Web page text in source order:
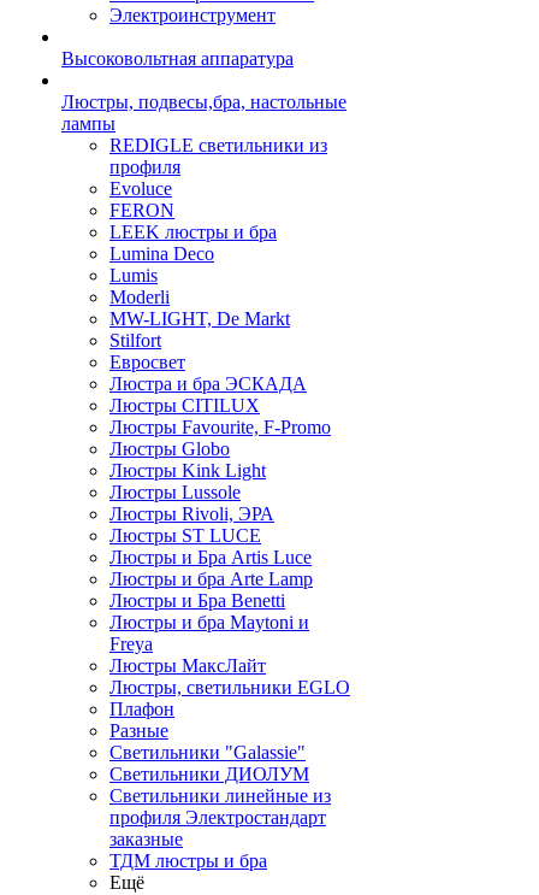
Электроинструмент
Высоковольтная аппаратура
Люстры, подвесы,бра, настольные
лампы
REDIGLE светильники из
профиля
Evoluce
FERON
LEEK люстры и бра
Lumina Deco
Lumis
Moderli
MW-LIGHT, De Markt
Stilfort
Евросвет
Люстра и бра ЭСКАДА
Люстры CITILUX
Люстры Favourite, F-Promo
Люстры Globo
Люстры Kink Light
Люстры Lussole
Люстры Rivoli, ЭРА
Люстры ST LUCE
Люстры и Бра Artis Luce
Люстры и бра Arte Lamp
Люстры и Бра Benetti
Люстры и бра Maytoni и
Freya
Люстры МаксЛайт
Люстры, светильники EGLO
Плафон
Разные
Светильники "Galassie"
Светильники ДИОЛУМ
Светильники линейные из
профиля Электростандарт
заказные
ТДМ люстры и бра
Ещё